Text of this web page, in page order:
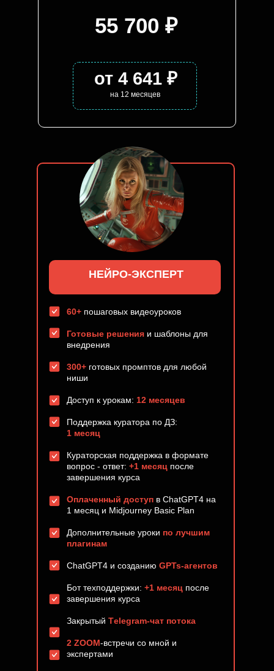
НЕЙРО-ЭКСПЕРТ
60+ пошаговых видеоуроков
Готовые решения и шаблоны для
внедрения
300+ готовых промптов для любой
ниши
Доступ к урокам: 12 месяцев
Поддержка куратора по ДЗ:
1 месяц
Кураторская поддержка в формате
вопрос - ответ: +1 месяц после
завершения курса
Оплаченный доступ в ChatGPT4 на
1 месяц и Midjourney Basic Plan
Дополнительные уроки по лучшим
плагинам
ChatGPT4 и созданию GPTs-агентов
Бот техподдержки: +1 месяц после
завершения курса
Закрытый Тelegram-чат потока
2 ZOOM-встречи со мной и
экспертами
55 700 ₽
от 4 641 ₽
на 12 месяцев